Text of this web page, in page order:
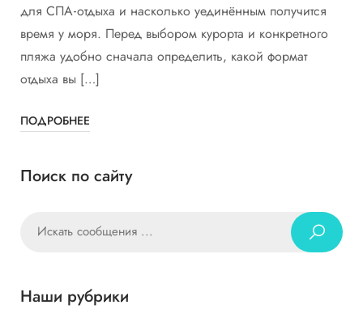
для СПА‑отдыха и насколько уединённым получится
время у моря. Перед выбором курорта и конкретного
пляжа удобно сначала определить, какой формат
отдыха вы […]
ПОДРОБНЕЕ
Поиск по сайту
Наши рубрики